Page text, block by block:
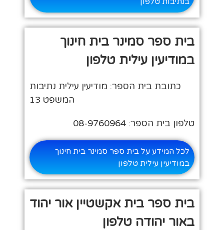
בית ספר סמינר בית חינוך
במודיעין עילית טלפון
כתובת בית הספר: מודיעין עילית נתיבות
המשפט 13
טלפון בית הספר: 08-9760964
לכל המידע על בית ספר סמינר בית חינוך
במודיעין עילית טלפון
בית ספר בית אקשטיין אור יהוד
באור יהודה טלפון